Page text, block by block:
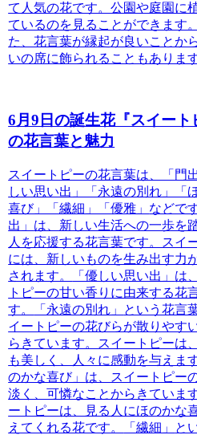
て人気の花です。公園や庭園に
ているのを見ることができます。
た、花言葉が縁起が良いことか
いの席に飾られることもあります
6月9日の誕生花『スイート
の花言葉と魅力
スイートピーの花言葉は、「門
しい思い出」「永遠の別れ」「
喜び」「繊細」「優雅」 などで
出」 は、新しい生活への一歩を
人を応援する花言葉です。スイ
には、新しいものを生み出す力
されます。
「優しい思い出」 は
トピーの甘い香りに由来する花
す。
「永遠の別れ」
という花言
イートピーの花びらが散りやす
らきています。スイートピーは
も美しく、人々に感動を与えます
のかな喜び」 は、スイートピー
淡く、可憐なことからきていま
ートピーは、見る人にほのかな
えてくれる花です。
「繊細」
と